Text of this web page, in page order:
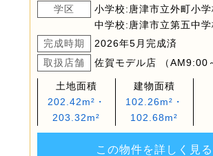
学区
小学校:唐津市立外町小学
中学校:唐津市立第五中学
完成時期
2026年5月完成済
取扱店舗
佐賀モデル店 （AM9:00
土地面積
202.42m²・
203.32m²
建物面積
102.26m²・
102.68m²
この物件を詳しく見る